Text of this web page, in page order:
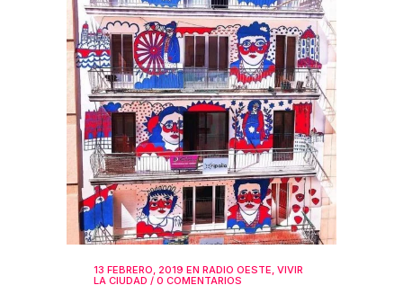
13 FEBRERO, 2019 EN RADIO OESTE, VIVIR
LA CIUDAD / 0 COMENTARIOS